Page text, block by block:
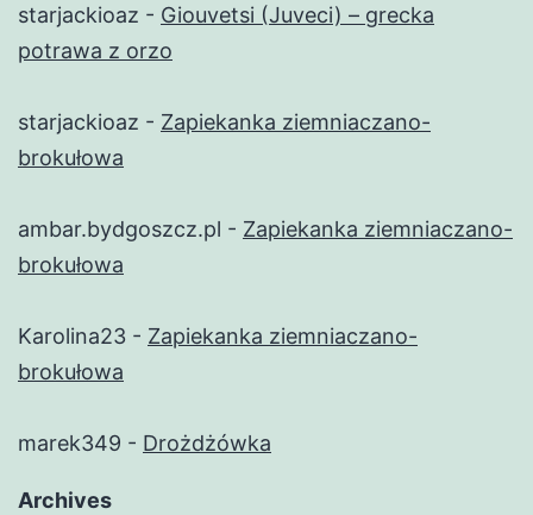
starjackioaz - Giouvetsi (Juveci) – grecka
potrawa z orzo
starjackioaz - Zapiekanka ziemniaczano-
brokułowa
ambar.bydgoszcz.pl - Zapiekanka ziemniaczano-
brokułowa
Karolina23 - Zapiekanka ziemniaczano-
brokułowa
marek349 - Drożdżówka
Archives